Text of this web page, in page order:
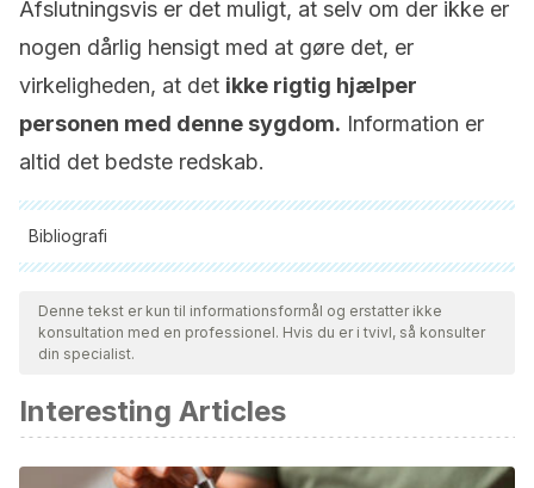
Afslutningsvis er det muligt, at selv om der ikke er
nogen dårlig hensigt med at gøre det, er
virkeligheden, at det ikke rigtig hjælper
personen med denne sygdom. Information er
altid det bedste redskab.
Bibliografi
Alle citerede kilder blev grundigt gennemgået af vores team
for at sikre deres kvalitet, pålidelighed, aktualitet og validitet.
Bibliografien i denne artikel blev betragtet som pålidelig og af
Domarus, A.; Farreras, P.; Rozman, C.; Cardelach, F.;
Nicolás, J; Cervera, R.; Farreras Rozman. Medicina Interna;
19na Edición; Elsevier; 2020.
Denne tekst er kun til informationsformål og erstatter ikke
konsultation med en professionel. Hvis du er i tvivl, så konsulter
din specialist.
Interesting Articles